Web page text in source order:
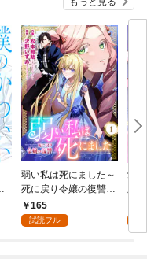
弱い私は死にました～
死に戻り令嬢の復讐
～ 1
165
試読フル
愛